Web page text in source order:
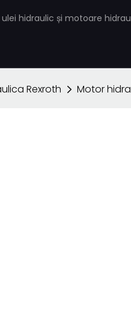
hidraulic și motoare
Rexroth Motor